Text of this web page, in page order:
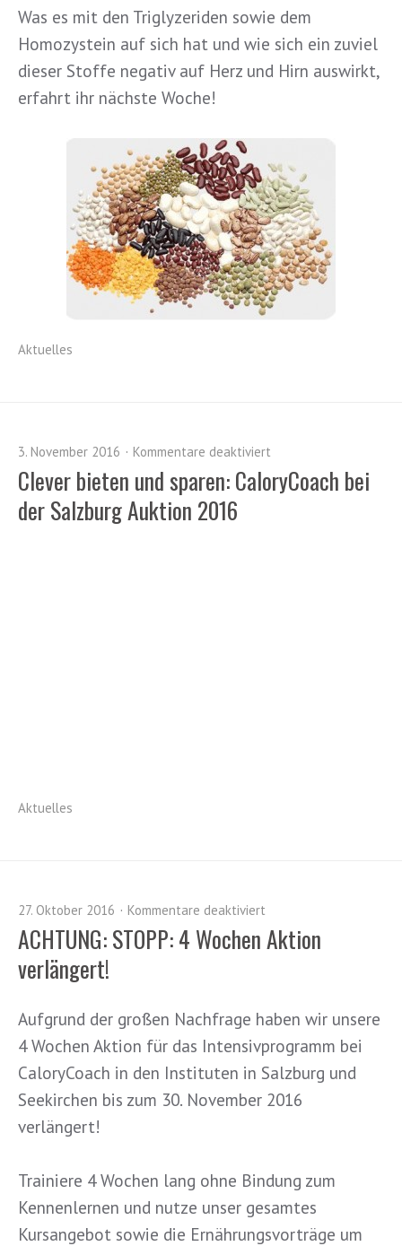
Was es mit den Triglyzeriden sowie dem
Homozystein auf sich hat und wie sich ein zuviel
dieser Stoffe negativ auf Herz und Hirn auswirkt,
erfahrt ihr nächste Woche!
Aktuelles
3. November 2016 Kommentare deaktiviert
Clever bieten und sparen: CaloryCoach bei
der Salzburg Auktion 2016
Aktuelles
27. Oktober 2016 Kommentare deaktiviert
ACHTUNG: STOPP: 4 Wochen Aktion
verlängert!
Aufgrund der großen Nachfrage haben wir unsere
4 Wochen Aktion für das Intensivprogramm bei
CaloryCoach in den Instituten in Salzburg und
Seekirchen bis zum 30. November 2016
verlängert!
Trainiere 4 Wochen lang ohne Bindung zum
Kennenlernen und nutze unser gesamtes
Kursangebot sowie die Ernährungsvorträge um